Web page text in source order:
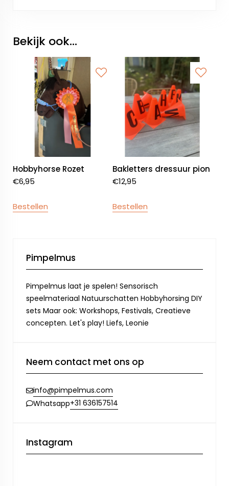
Bekijk ook...
Hobbyhorse Rozet
€6,95
Bestellen
Bakletters dressuur pion
€12,95
Bestellen
Pimpelmus
Pimpelmus laat je spelen! Sensorisch
speelmateriaal Natuurschatten Hobbyhorsing DIY
sets Maar ook: Workshops, Festivals, Creatieve
concepten. Let's play! Liefs, Leonie
Neem contact met ons op
info@pimpelmus.com
Whatsapp+31 636157514
Instagram